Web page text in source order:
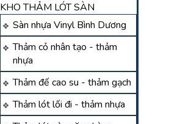
KHO THẢM LÓT SÀN
Sàn nhựa Vinyl Bình Dương
Thảm cỏ nhân tạo - thảm
nhựa
Thảm đế cao su - thảm gạch
Thảm lót lối đi - thảm nhựa